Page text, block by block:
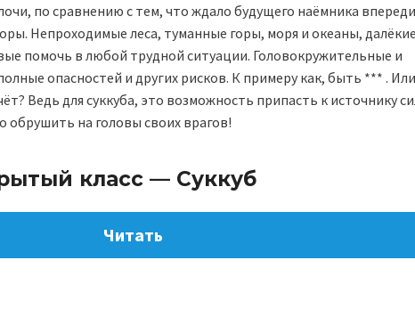
по сравнению с тем, что ждало будущего наёмника
Непроходимые леса, туманные горы, моря и океаны, далёкие
помочь в любой трудной ситуации. Головокружительные и
опасностей и других рисков. К примеру как, быть *** .
Ведь для суккуба, это возможность припасть к источнику
на головы своих врагов!
класс — Суккуб
Читать